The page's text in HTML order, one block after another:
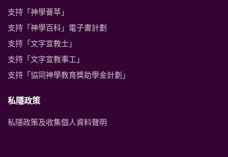
支持「神學薈萃」
支持「神學百科」電子書計劃
支持「文字宣教士」
支持「文字宣教事工」
支持「協同神學教育獎助學金計劃」
私隱政策
私隱政策及收集個人資料聲明